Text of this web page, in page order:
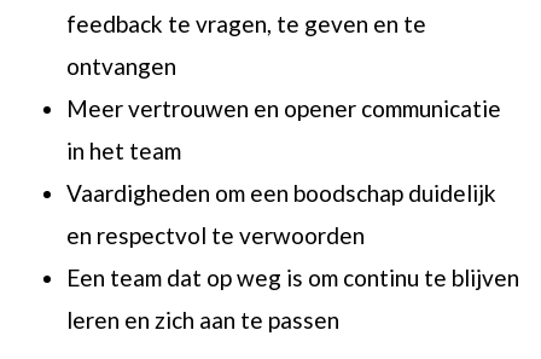
feedback te vragen, te geven en te
ontvangen
Meer vertrouwen en opener communicatie
in het team
Vaardigheden om een boodschap duidelijk
en respectvol te verwoorden
Een team dat op weg is om continu te blijven
leren en zich aan te passen